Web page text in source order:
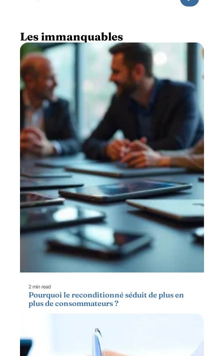
Les immanquables
2 min read
Pourquoi le reconditionné séduit de plus en
plus de consommateurs ?